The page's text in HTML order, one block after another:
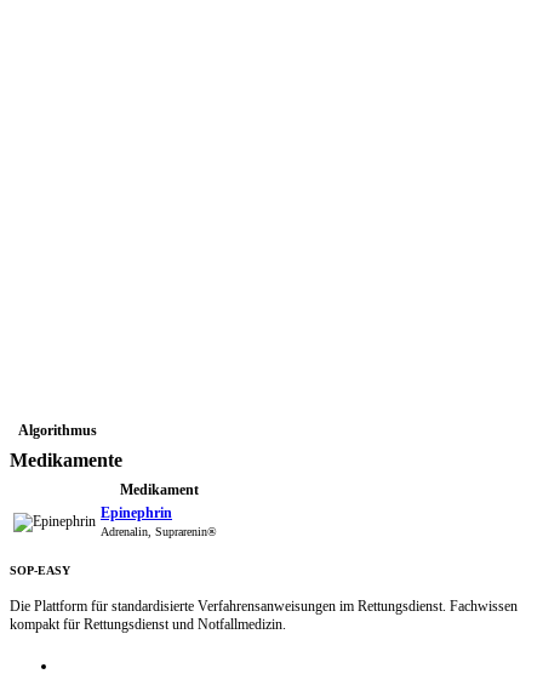
Algorithmus
Medikamente
Medikament
Epinephrin
Adrenalin, Suprarenin®
SOP-EASY
Die Plattform für standardisierte Verfahrensanweisungen im Rettungsdienst. Fachwissen
kompakt für Rettungsdienst und Notfallmedizin.